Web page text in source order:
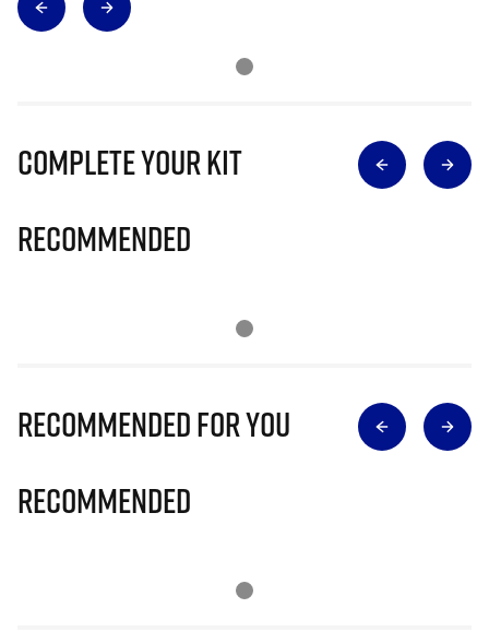
Complete Your Kit
Recommended
Recommended for you
Recommended